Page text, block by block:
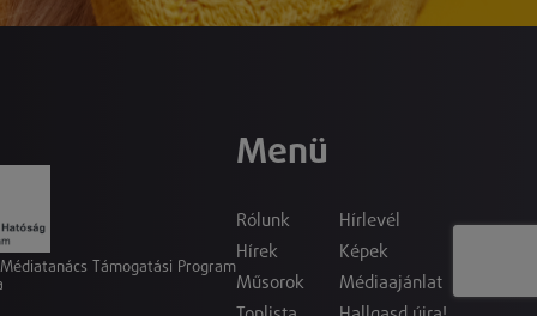
Támogatási Program
Menü
Rólunk
Hírek
Műsorok
Hírlevél
Képek
Médiaajánlat